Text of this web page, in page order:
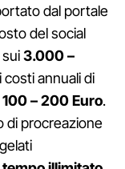
dal portale
del social
3.000 –
costi annuali di
100 – 200 Euro.
di procreazione